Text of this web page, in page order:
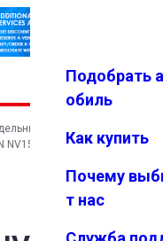
Избранн
Меню
Подобрать
обиль
Как купить
Почему
т нас
ряд
NV150 AD